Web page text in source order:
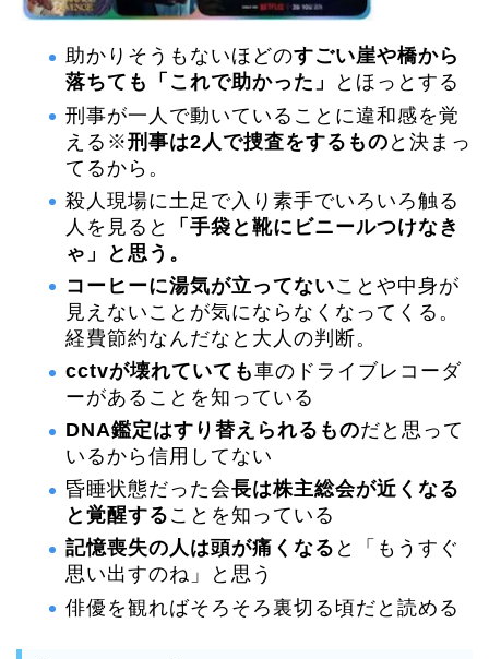
助かりそうもないほどのすごい崖や橋から
落ちても「これで助かった」
とほっとする
刑事が一人で動いていることに違和感を覚
える※刑事は2人で捜査をするもの と決まっ
てるから。
殺人現場に土足で入り素手でいろいろ触る
人を見ると
「手袋と靴にビニールつけなき
ゃ」と思う。
コーヒーに湯気が立ってないことや中身が
見えないことが気にならなくなってくる。
経費節約なんだなと大人の判断。
cctvが壊れていても車のドライブレコーダ
ーがあることを知っている
DNA鑑定はすり替えられるものだと思って
いるから信用してない
昏睡状態だった会長は株主総会が近くなる
と覚醒する ことを知っている
記憶喪失の人は頭が痛くなる と「もうすぐ
思い出すのね」と思う
俳優を観ればそろそろ裏切る頃だと読める